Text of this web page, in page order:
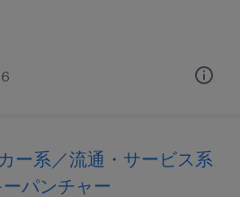
ー系／流通・サービス系
パンチャー